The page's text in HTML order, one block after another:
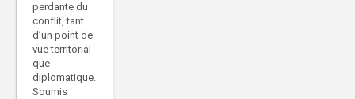
perdante du
conflit, tant
d’un point de
vue territorial
que
diplomatique.
Soumis